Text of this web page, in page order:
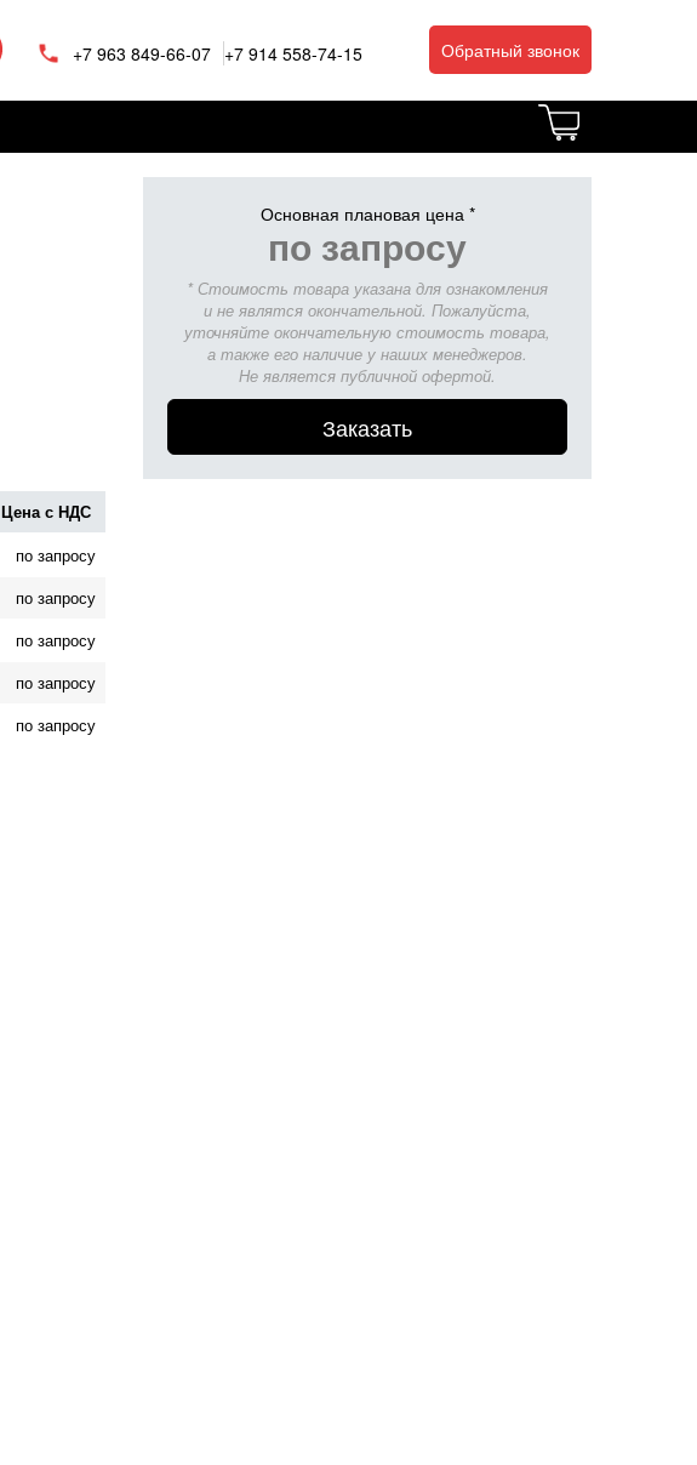
+7 963 849-66-07 +7 914 558-74-15 Обратный звонок
Цена с НДС
по запросу
по запросу
по запросу
по запросу
по запросу
Основная плановая цена *
по запросу
* Стоимость товара указана для ознакомления
и не являтся окончательной. Пожалуйста,
уточняйте окончательную стоимость товара,
а также его наличие у наших менеджеров.
Не является публичной офертой.
Заказать